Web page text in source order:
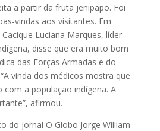
a partir da fruta jenipapo. Foi
vindas aos visitantes. Em
Luciana Marques, líder
disse que era muito bom
das Forças Armadas e do
vinda dos médicos mostra que
com a população indígena. A
afirmou.
do jornal O Globo Jorge William